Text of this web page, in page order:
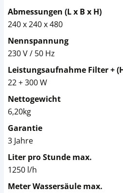
Abmessungen (L x B x H)
240 x 240 x 480
Nennspannung
230 V / 50 Hz
Leistungsaufnahme Filter +
22 + 300 W
Nettogewicht
6,20kg
Garantie
3 Jahre
Liter pro Stunde max.
1250 l/h
Meter Wassersäule max.